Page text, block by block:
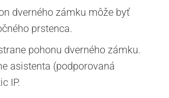
dverného zámku môže byť
prstenca.
pohonu dverného zámku.
asistenta (podporovaná
IP.